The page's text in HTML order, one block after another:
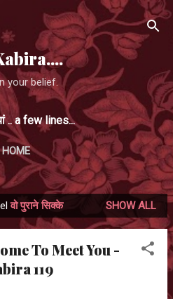
main content
your belief.
.. a few lines...
HOME
वो पुराने सिक्के SHOW ALL
To Meet You -
119